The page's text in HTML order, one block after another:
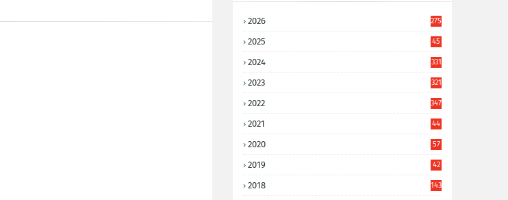
2026 275
2025
45
2024 331
2023 321
2022 347
2021
44
2020
57
2019
42
2018 143